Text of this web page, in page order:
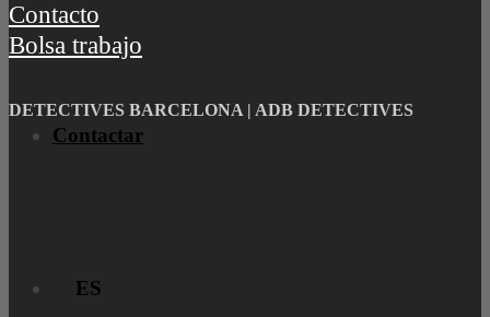
Contactar
ES
Contacto
Bolsa trabajo
DETECTIVES BARCELONA | ADB DETECTIVES